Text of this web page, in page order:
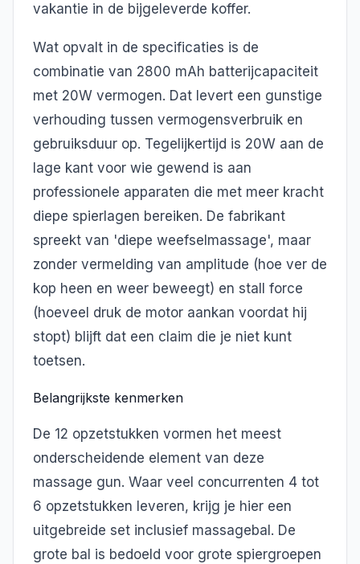
vakantie in de bijgeleverde koffer.
Wat opvalt in de specificaties is de
combinatie van 2800 mAh batterijcapaciteit
met 20W vermogen. Dat levert een gunstige
verhouding tussen vermogensverbruik en
gebruiksduur op. Tegelijkertijd is 20W aan de
lage kant voor wie gewend is aan
professionele apparaten die met meer kracht
diepe spierlagen bereiken. De fabrikant
spreekt van 'diepe weefselmassage', maar
zonder vermelding van amplitude (hoe ver de
kop heen en weer beweegt) en stall force
(hoeveel druk de motor aankan voordat hij
stopt) blijft dat een claim die je niet kunt
toetsen.
Belangrijkste kenmerken
De 12 opzetstukken vormen het meest
onderscheidende element van deze
massage gun. Waar veel concurrenten 4 tot
6 opzetstukken leveren, krijg je hier een
uitgebreide set inclusief massagebal. De
grote bal is bedoeld voor grote spiergroepen